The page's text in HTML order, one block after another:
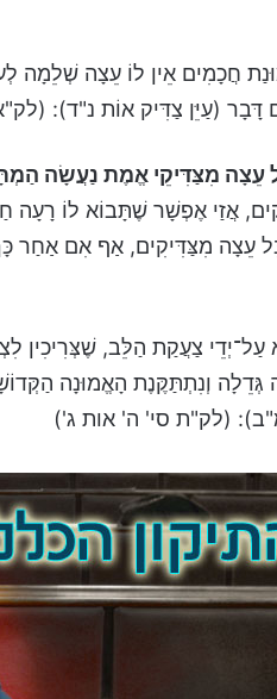
חֲכָמִים אֵין לוֹ עֵצָה שְׁלֵמָה
דָּבָר (עַיֵּן צַדִּיק אוֹת נ"ד):
עֵצָה מִצַּדִּיקֵי אֱמֶת נַעֲשָׂה
אֲזַי אֶפְשָׁר שֶׁתָּבוֹא לוֹ רָעָה
עֵצָה מִצַּדִּיקִים, אַף אִם אַחַר
צַעֲקַת הַלֵּב, שֶׁצְּרִיכִין
גְּדֵלָה וְנִתְתַּקֶּנֶת הָאֱמוּנָה
(לק"ת סי' ה' אות ג')